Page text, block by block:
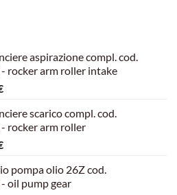
aspirazione compl. cod.
rocker arm roller intake
Il
attuale
è:
30,00€.
scarico compl. cod.
rocker arm roller
Il
attuale
è:
pompa olio 26Z cod.
oil pump gear